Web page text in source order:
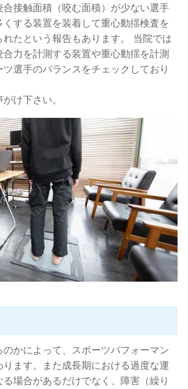
合接触面積（咬む面積）が少ない選手
する装置を装着して重心動揺検査を
たという報告もあります。 当院では
力を計測する装置や重心動揺を計測
選手のバランスをチェックしており
け下さい。
かによって、スポーツパフォーマン
ます。また成長期における過度な運
場合があるだけでなく、障害（繰り